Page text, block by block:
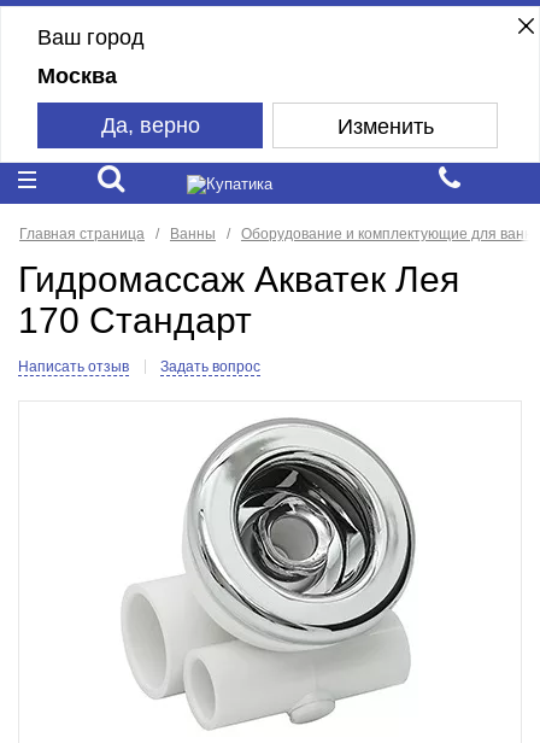
Ваш город
Москва
Да, верно Изменить
Главная страница Ванны Оборудование и комплектующие для ванн
Гидромассаж Акватек Лея
170 Стандарт
Написать отзыв Задать вопрос